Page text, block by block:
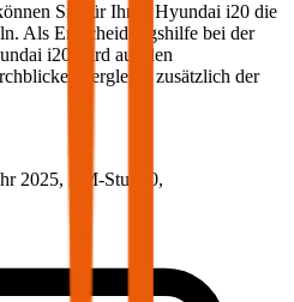
Sie für Ihren Hyundai i20 die
Als Entscheidungshilfe bei der
i20
wird aus den
Vergleich zusätzlich der
2025, BM-Stufe 0,